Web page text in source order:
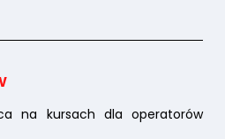
na kursach dla operatorów